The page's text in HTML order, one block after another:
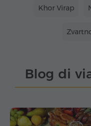
Khor Virap
Blog di